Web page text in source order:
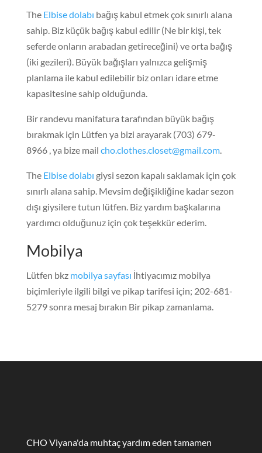
The Elbise dolabı bağış kabul etmek çok sınırlı alana
sahip. Biz küçük bağış kabul edilir (Ne bir kişi, tek
seferde onların arabadan getireceğini) ve orta bağış
(iki gezileri). Büyük bağışları yalnızca gelişmiş
planlama ile kabul edilebilir biz onları idare etme
kapasitesine sahip olduğunda.
Bir randevu manifatura tarafından büyük bağış
bırakmak için Lütfen ya bizi arayarak (703) 679-
8966 , ya bize mail cho.clothes.closet@gmail.com.
The Elbise dolabı giysi sezon kapalı saklamak için çok
sınırlı alana sahip. Mevsim değişikliğine kadar sezon
dışı giysilere tutun lütfen. Biz yardım başkalarına
yardımcı olduğunuz için çok teşekkür ederim.
Mobilya
Lütfen bkz mobilya sayfası İhtiyacımız mobilya
biçimleriyle ilgili bilgi ve pikap tarifesi için; 202-681-
5279 sonra mesaj bırakın Bir pikap zamanlama.
CHO Viyana'da muhtaç yardım eden tamamen